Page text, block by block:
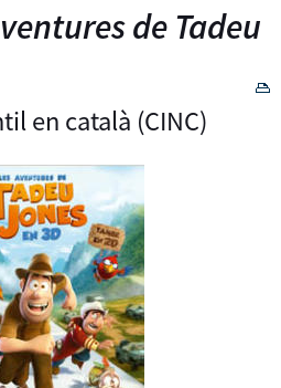
de Tadeu
en català (CINC)